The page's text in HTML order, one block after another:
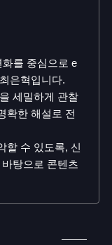
를 중심으로 e
은혁입니다.
세밀하게 관찰
확한 해설로 전
할 수 있도록, 신
탕으로 콘텐츠